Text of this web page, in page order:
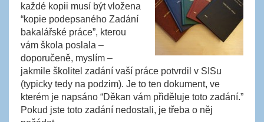
každé kopii musí být vložena
“kopie podepsaného Zadání
bakalářské práce”, kterou
vám škola poslala –
doporučeně, myslím –
jakmile školitel zadání vaší práce potvrdil v SISu
(typicky tedy na podzim). Je to ten dokument, ve
kterém je napsáno “Děkan vám přiděluje toto zadání.”
Pokud jste toto zadání nedostali, je třeba o něj